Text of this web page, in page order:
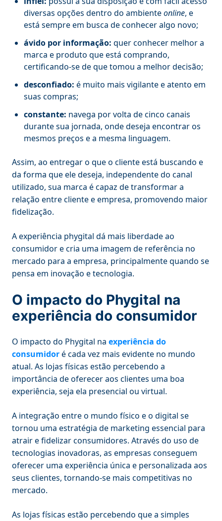
diversas opções dentro do ambienteonline, e
está sempre em busca de conhecer algo novo;
ávido por informação: quer conhecer melhor a
marca e produto que está comprando,
certificando-se de que tomou a melhor decisão;
desconfiado: é muito mais vigilante e atento em
suas compras;
constante: navega por volta de cinco canais
durante sua jornada, onde deseja encontrar os
mesmos preços e a mesma linguagem.
Assim, ao entregar o que o cliente está buscando e
da forma que ele deseja, independente do canal
utilizado, sua marca é capaz de transformar a
relação entre cliente e empresa, promovendo maior
fidelização.
A experiência phygital dá mais liberdade ao
consumidor e cria uma imagem de referência no
mercado para a empresa, principalmente quando se
pensa em inovação e tecnologia.
O impacto do Phygital na
experiência do consumidor
O impacto do Phygital na experiência do
consumidoré cada vez mais evidente no mundo
atual. As lojas físicas estão percebendo a
importância de oferecer aos clientes uma boa
experiência, seja ela presencial ou virtual.
A integração entre o mundo físico e o digital se
tornou uma estratégia de marketing essencial para
atrair e fidelizar consumidores. Através do uso de
tecnologias inovadoras, as empresas conseguem
oferecer uma experiência única e personalizada aos
seus clientes, tornando-se mais competitivas no
mercado.
As lojas físicas estão percebendo que a simples